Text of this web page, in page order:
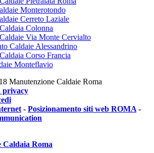
Monterotondo
Cerreto Laziale
Colonna
Via Monte Cervialto
Caldaie Alessandrino
Corso Francia
Monteflavio
Manutenzione Caldaie Roma
privacy
- Posizionamento siti web ROMA -
Caldaia Roma